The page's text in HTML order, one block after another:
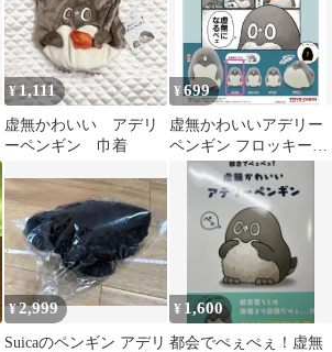
¥1,111
虚無かわいい アデリ
ーペンギン 巾着
¥699
虚無かわいいアデリー
ペンギン フロッキーソ
フビ トホホ
¥2,999
Suicaのペンギン アデリ
¥ 1,600
都会でぺぇぺぇ！虚無